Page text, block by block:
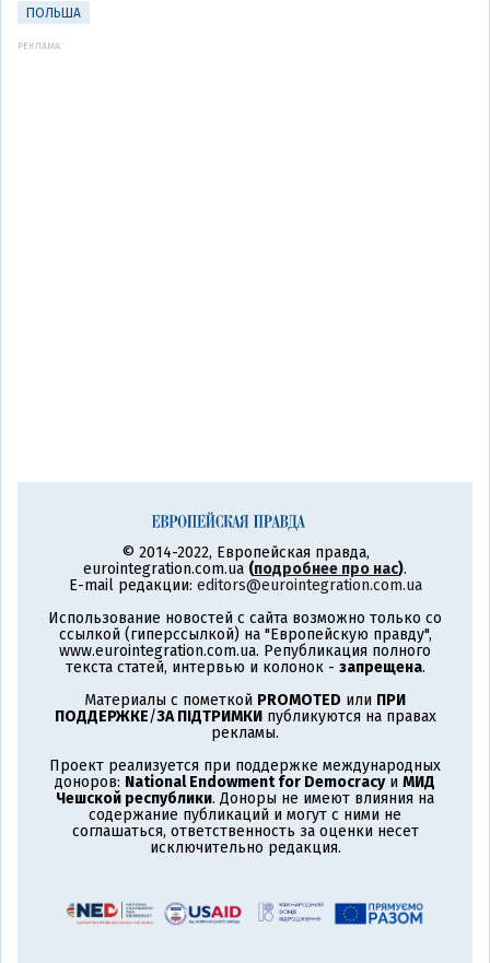
ПОЛЬША
РЕКЛАМА:
© 2014-2022, Европейская правда,
eurointegration.com.ua (подробнее про нас).
E-mail редакции: editors@eurointegration.com.ua
Использование новостей с сайта возможно только со
ссылкой (гиперссылкой) на "Европейскую правду",
www.eurointegration.com.ua. Републикация полного
текста статей, интервью и колонок - запрещена.
Материалы с пометкой PROMOTED или ПРИ
ПОДДЕРЖКЕ/ЗА ПІДТРИМКИпубликуются на правах
рекламы.
Проект реализуется при поддержке международных
доноров: National Endowment for Democracyи МИД
Чешской республики. Доноры не имеют влияния на
содержание публикаций и могут с ними не
соглашаться, ответственность за оценки несет
исключительно редакция.